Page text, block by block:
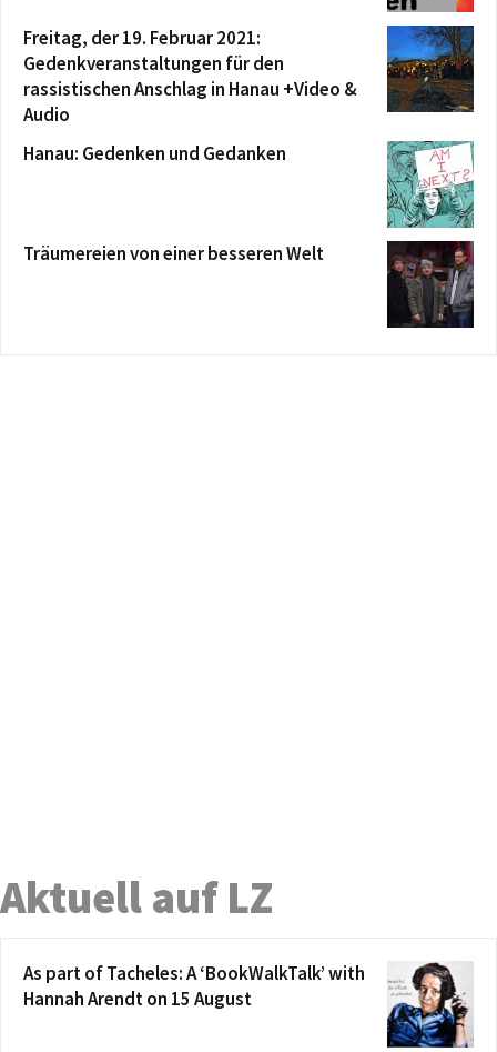
Freitag, der 19. Februar 2021:
Gedenkveranstaltungen für den
rassistischen Anschlag in Hanau +Video &
Audio
Hanau: Gedenken und Gedanken
Träumereien von einer besseren Welt
Aktuell auf LZ
As part of Tacheles: A ‘BookWalkTalk’ with
Hannah Arendt on 15 August